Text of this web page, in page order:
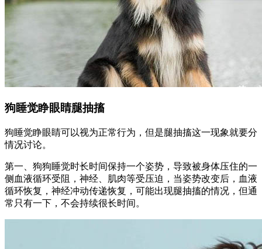
狗睡觉睁眼睛腿抽搐
狗睡觉睁眼睛可以视为正常行为，但是腿抽搐这一现象就要分
情况讨论。
第一、狗狗睡觉时长时间保持一个姿势，导致被身体压住的一
侧血液循环受阻，神经、肌肉等受压迫，当姿势改变后，血液
循环恢复，神经冲动传递恢复，可能出现腿抽搐的情况，但通
常只有一下，不会持续很长时间。